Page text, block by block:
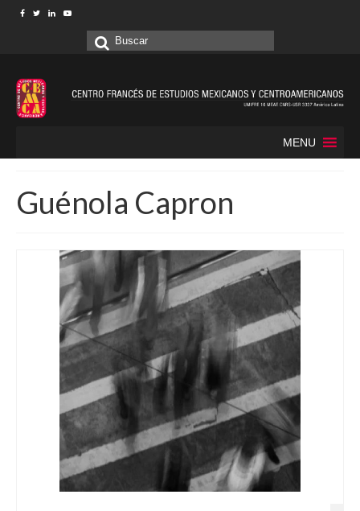
Buscar
MENU
Guénola Capron